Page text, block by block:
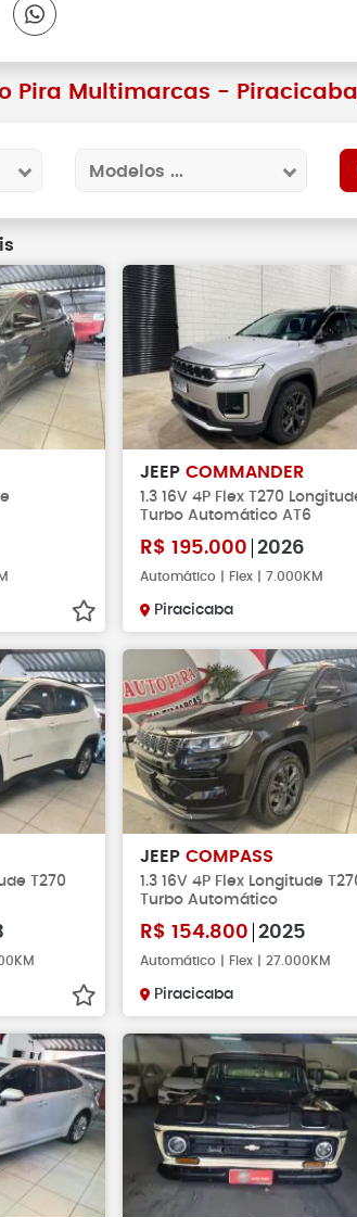
Pira Multimarcas -
Modelos ...
JEEP COMMANDER
1.3 16V 4P Flex T270
Turbo Automático AT6
R$ 195.000 2026
Automático | Flex | 7.000KM
Piracicaba
T270
JEEP COMPASS
1.3 16V 4P Flex Longitude
Turbo Automático
R$ 154.800 2025
Automático | Flex | 27.000KM
Piracicaba